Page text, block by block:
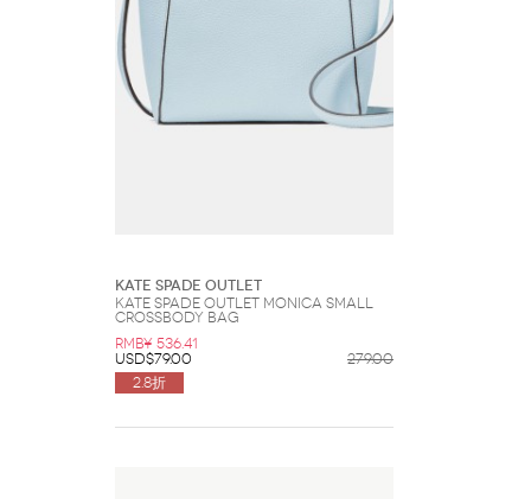
Kate Spade Outlet
Kate Spade Outlet Monica Small
Crossbody Bag
RMB¥ 536.41
USD$79.00
279.00
2.8折